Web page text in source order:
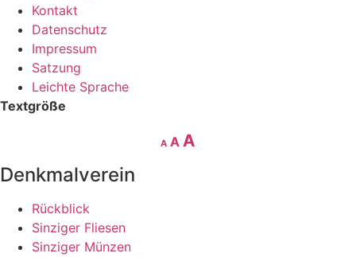
Kontakt
Datenschutz
Impressum
Satzung
Leichte Sprache
Textgröße
A
Decrease
font
A Reset
A
Denkmalverein
Rückblick
Sinziger Fliesen
Sinziger Münzen